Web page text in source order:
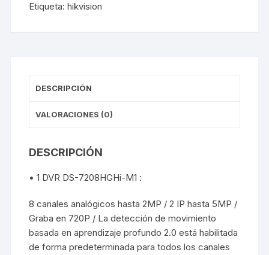
(Color
Etiqueta:hikvision
DESCRIPCIÓN
VALORACIONES (0)
DESCRIPCIÓN
• 1 DVR DS-7208HGHi-M1 :
8 canales analógicos hasta 2MP / 2 IP hasta 5MP /
Graba en 720P / La detección de movimiento
basada en aprendizaje profundo 2.0 está habilitada
de forma predeterminada para todos los canales